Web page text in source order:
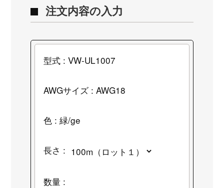
注文内容の入力
型式 : VW-UL1007
AWGサイズ : AWG18
色 : 緑/ge
長さ :
数量 :